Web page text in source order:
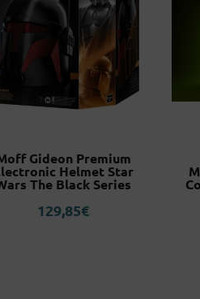
Gideon Premium
Helmet Star
The Black Series
129,85€